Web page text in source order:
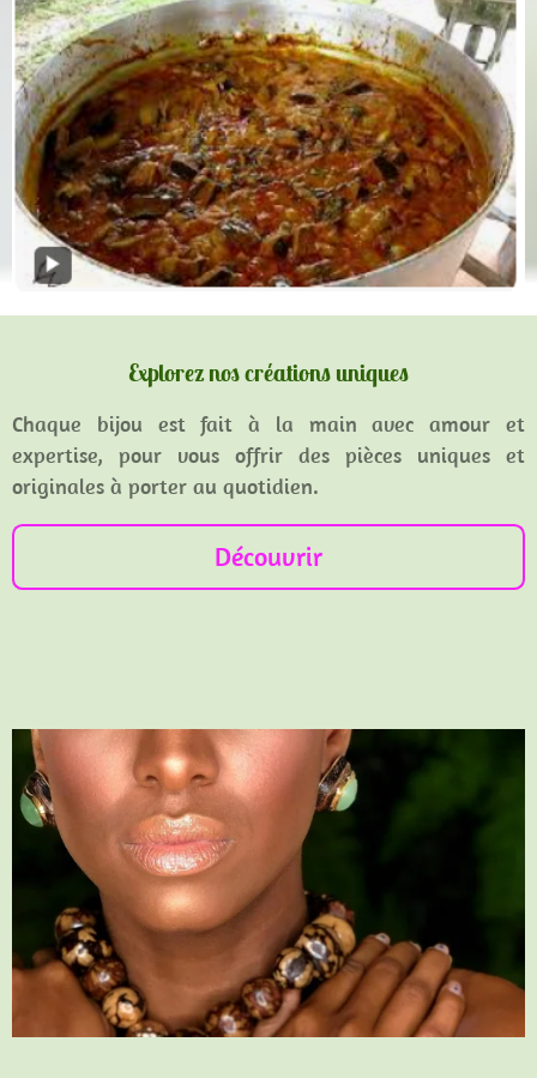
Explorez nos créations uniques
Chaque bijou est fait à la main avec amour et
expertise, pour vous offrir des pièces uniques et
originales à porter au quotidien.
Découvrir